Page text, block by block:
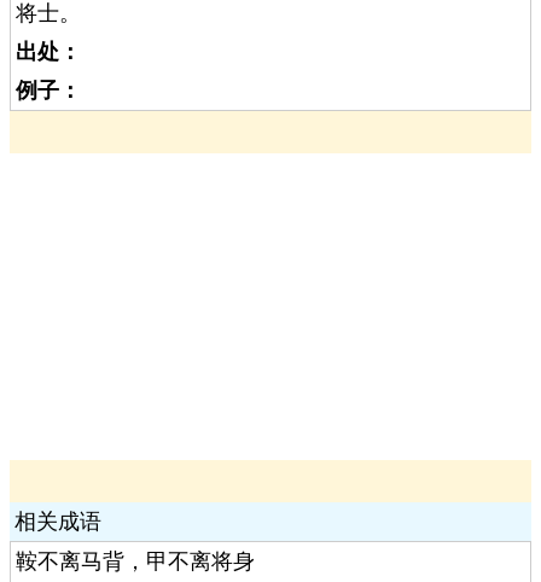
将士。
出处：
例子：
相关成语
鞍不离马背，甲不离将身